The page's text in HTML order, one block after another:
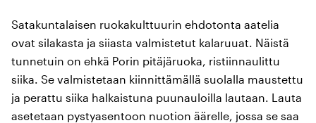
Satakuntalaisen ruokakulttuurin ehdotonta aatelia
ovat silakasta ja siiasta valmistetut kalaruuat. Näistä
tunnetuin on ehkä Porin pitäjäruoka, ristiinnaulittu
siika. Se valmistetaan kiinnittämällä suolalla maustettu
ja perattu siika halkaistuna puunauloilla lautaan. Lauta
asetetaan pystyasentoon nuotion äärelle, jossa se saa